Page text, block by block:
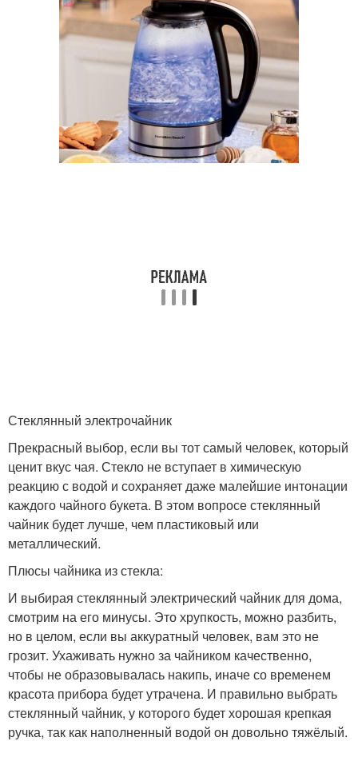
Стеклянный электрочайник
Прекрасный выбор, если вы тот самый человек, который
ценит вкус чая. Стекло не вступает в химическую
реакцию с водой и сохраняет даже малейшие интонации
каждого чайного букета. В этом вопросе стеклянный
чайник будет лучше, чем пластиковый или
металлический.
Плюсы чайника из стекла:
И выбирая стеклянный электрический чайник для дома,
смотрим на его минусы. Это хрупкость, можно разбить,
но в целом, если вы аккуратный человек, вам это не
грозит. Ухаживать нужно за чайником качественно,
чтобы не образовывалась накипь, иначе со временем
красота прибора будет утрачена. И правильно выбрать
стеклянный чайник, у которого будет хорошая крепкая
ручка, так как наполненный водой он довольно тяжёлый.